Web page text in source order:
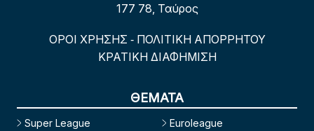
177 78, Ταύρος
ΟΡΟΙ ΧΡΗΣΗΣ - ΠΟΛΙΤΙΚΗ ΑΠΟΡΡΗΤΟΥ
ΚΡΑΤΙΚΗ ΔΙΑΦΗΜΙΣΗ
ΘΕΜΑΤΑ
Super League
Euroleague